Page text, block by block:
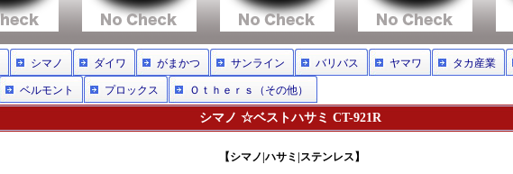
シマノ ダイワ がまかつ サンライン バリバス ヤマワ タカ産業
ベルモント プロックス Ｏｔｈｅｒｓ（その他）
シマノ ☆ベストハサミ CT-921R
【シマノ|ハサミ|ステンレス】